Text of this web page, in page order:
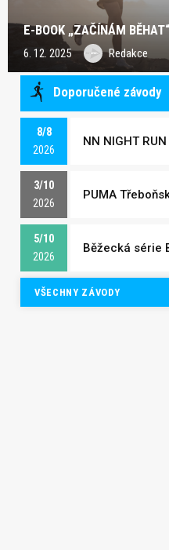
E-BOOK „ZAČÍNÁM
6. 12. 2025 Redakce
Doporučené závody
8/8
2026
NN NIGHT
3/10
2026
PUMA
5/10
2026
Běžecká série
VŠECHNY ZÁVODY